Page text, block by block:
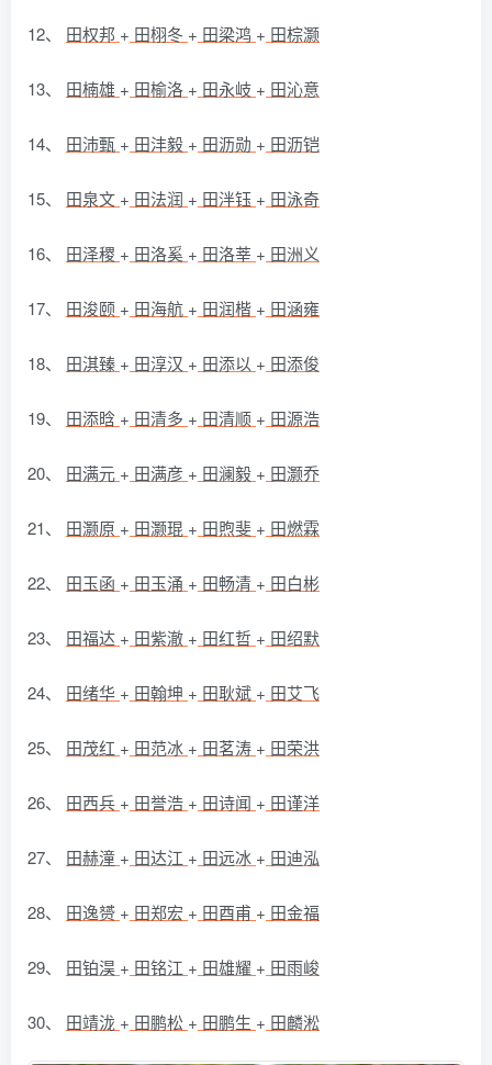
12、 田权邦 + 田栩冬 + 田梁鸿 + 田棕灏
13、 田楠雄 + 田榆洛 + 田永岐 + 田沁意
14、 田沛甄 + 田沣毅 + 田沥勋 + 田沥铠
15、 田泉文 + 田法润 + 田泮钰 + 田泳奇
16、 田泽稷 + 田洛奚 + 田洛莘 + 田洲义
17、 田浚颐 + 田海航 + 田润楷 + 田涵雍
18、 田淇臻 + 田淳汉 + 田添以 + 田添俊
19、 田添晗 + 田清多 + 田清顺 + 田源浩
20、 田满元 + 田满彦 + 田澜毅 + 田灏乔
21、 田灏原 + 田灏琨 + 田煦斐 + 田燃霖
22、 田玉函 + 田玉涌 + 田畅清 + 田白彬
23、 田福达 + 田紫澈 + 田红哲 + 田绍默
24、 田绪华 + 田翰坤 + 田耿斌 + 田艾飞
25、 田茂红 + 田范冰 + 田茗涛 + 田荣洪
26、 田西兵 + 田誉浩 + 田诗闻 + 田谨洋
27、 田赫潼 + 田达江 + 田远冰 + 田迪泓
28、 田逸赟 + 田郑宏 + 田酉甫 + 田金福
29、 田铂淏 + 田铭江 + 田雄耀 + 田雨峻
30、 田靖泷 + 田鹏松 + 田鹏生 + 田麟淞